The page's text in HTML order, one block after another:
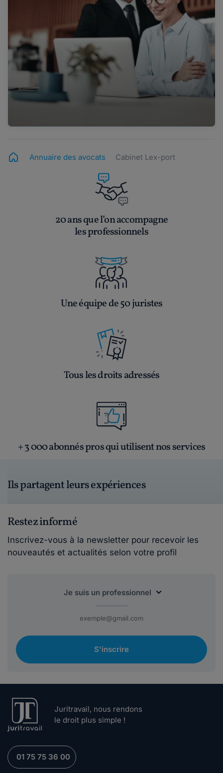
Annuaire des avocats Cabinet Lex-port
20 ans que l’on accompagne
les professionnels
Une équipe de 50 juristes
Tous les droits adressés
+ 3 000 abonnés pros qui utilisent nos services
Ils partagent leurs expériences
Restez informé
Inscrivez-vous à la newsletter pour recevoir les
nouveautés et actualités selon votre profil
S'inscrire
Juritravail, nous rendons
le droit plus simple !
01 75 75 36 00